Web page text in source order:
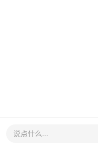
说点什么...